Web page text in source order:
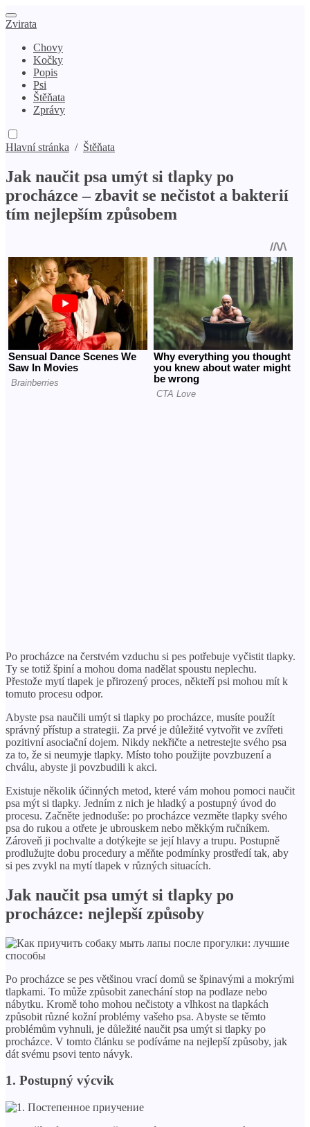
Zvirata
Chovy
Kočky
Popis
Psi
Štěňata
Zprávy
Hlavní stránka / Štěňata
Jak naučit psa umýt si tlapky po
procházce – zbavit se nečistot a bakterií
tím nejlepším způsobem
Po procházce na čerstvém vzduchu si pes potřebuje vyčistit tlapky.
Ty se totiž špiní a mohou doma nadělat spoustu neplechu.
Přestože mytí tlapek je přirozený proces, někteří psi mohou mít k
tomuto procesu odpor.
Abyste psa naučili umýt si tlapky po procházce, musíte použít
správný přístup a strategii. Za prvé je důležité vytvořit ve zvířeti
pozitivní asociační dojem. Nikdy nekřičte a netrestejte svého psa
za to, že si neumyje tlapky. Místo toho použijte povzbuzení a
chválu, abyste ji povzbudili k akci.
Existuje několik účinných metod, které vám mohou pomoci naučit
psa mýt si tlapky. Jedním z nich je hladký a postupný úvod do
procesu. Začněte jednoduše: po procházce vezměte tlapky svého
psa do rukou a otřete je ubrouskem nebo měkkým ručníkem.
Zároveň ji pochvalte a dotýkejte se její hlavy a trupu. Postupně
prodlužujte dobu procedury a měňte podmínky prostředí tak, aby
si pes zvykl na mytí tlapek v různých situacích.
Jak naučit psa umýt si tlapky po
procházce: nejlepší způsoby
Po procházce se pes většinou vrací domů se špinavými a mokrými
tlapkami. To může způsobit zanechání stop na podlaze nebo
nábytku. Kromě toho mohou nečistoty a vlhkost na tlapkách
způsobit různé kožní problémy vašeho psa. Abyste se těmto
problémům vyhnuli, je důležité naučit psa umýt si tlapky po
procházce. V tomto článku se podíváme na nejlepší způsoby, jak
dát svému psovi tento návyk.
1. Postupný výcvik